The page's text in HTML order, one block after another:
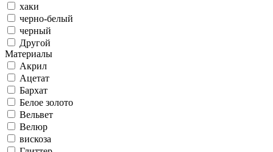
хаки
черно-белый
черный
Другой
Материалы
Акрил
Ацетат
Бархат
Белое золото
Вельвет
Велюр
вискоза